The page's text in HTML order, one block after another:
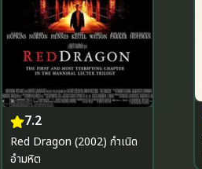
7.2
Red Dragon (2002) กำเนิด
อำมหิต